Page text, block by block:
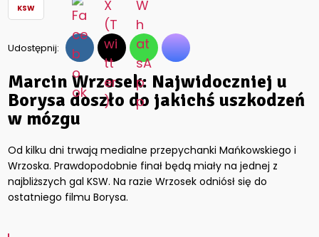
KSW
Udostępnij:
Marcin Wrzosek: Najwidoczniej u
Borysa doszło do jakichś uszkodzeń
w mózgu
Od kilku dni trwają medialne przepychanki Mańkowskiego i
Wrzoska. Prawdopodobnie finał będą miały na jednej z
najbliższych gal KSW. Na razie Wrzosek odniósł się do
ostatniego filmu Borysa.